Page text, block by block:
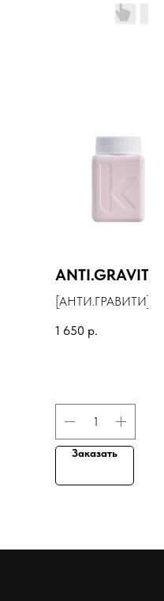
ANTI.GRAVITY
[АНТИ.ГРАВИТИ]
прикорневого
1 650 р.
Заказать